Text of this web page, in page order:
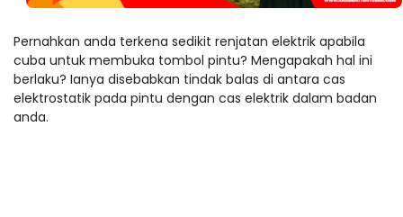
Pernahkan anda terkena sedikit renjatan elektrik apabila
cuba untuk membuka tombol pintu? Mengapakah hal ini
berlaku? Ianya disebabkan tindak balas di antara cas
elektrostatik pada pintu dengan cas elektrik dalam badan
anda.